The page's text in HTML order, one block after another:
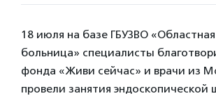
18 июля на базе ГБУЗВО
больница» специалисты
фонда «Живи сейчас» и врачи из
провели занятия эндоскопической